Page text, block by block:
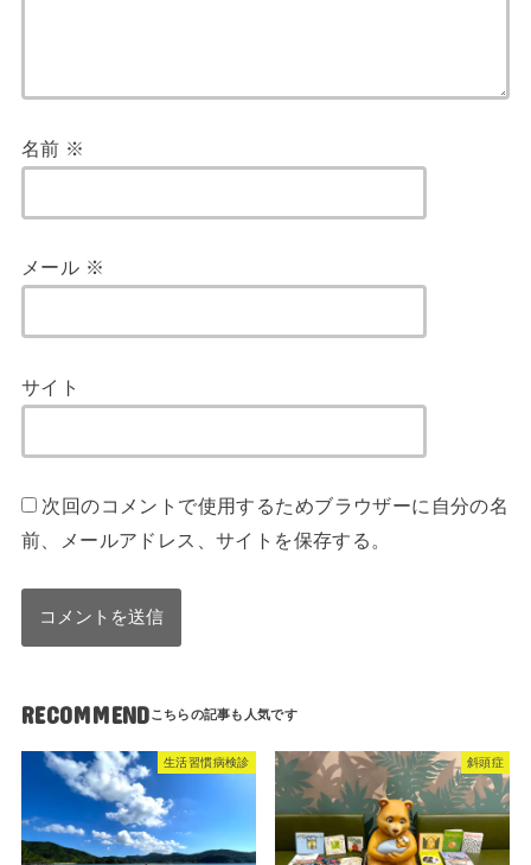
名前 ※
メール ※
サイト
次回のコメントで使用するためブラウザーに自分の名
前、メールアドレス、サイトを保存する。
RECOMMEND
生活習慣病検診 斜頭症